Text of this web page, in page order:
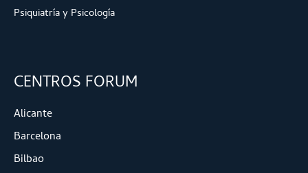
Psiquiatría y Psicología
CENTROS FORUM
Alicante
Barcelona
Bilbao